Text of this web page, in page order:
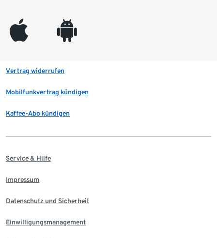
appleinc android
Vertrag widerrufen
Mobilfunkvertrag kündigen
Kaffee-Abo kündigen
Service & Hilfe
Impressum
Datenschutz und Sicherheit
Einwilligungsmanagement